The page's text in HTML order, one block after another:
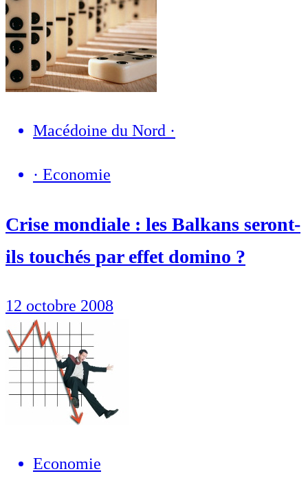
Macédoine du Nord ·
· Economie
Crise mondiale : les Balkans seront-
ils touchés par effet domino ?
12 octobre 2008
Economie